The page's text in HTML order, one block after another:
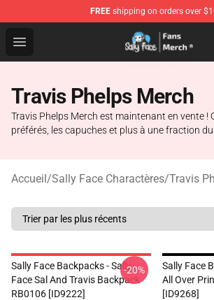
FREE shipping on orders over
Open menu
Sally Face Store - Official Sally Face
Travis Phelps Merch
Travis Phelps Merch est maintenant en vente !
préférés, les capuches et plus à une fraction du
Accueil/Sally Face Charactères/Travis
Sally Face Backpacks - Sally
Face Sal And Travis Backpack
RB0106 [ID9222]
-20%
Sally Face
All Over
[ID9268]